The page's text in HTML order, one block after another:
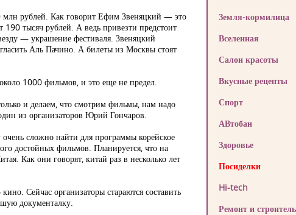
рублей. Как говорит Ефим Звеняцкий — это
190 тысяч рублей. А ведь привезти предстоит
— украшение фестиваля. Звеняцкий
Аль Пачино. А билеты из Москвы стоят
1000 фильмов, и это еще не предел.
и делаем, что смотрим фильмы, нам надо
из организаторов Юрий Гончаров.
сложно найти для программы корейское
достойных фильмов. Планируется, что на
Как они говорят, китай раз в несколько лет
Сейчас организаторы стараются составить
документалку.
Земля-кормилица
Вселенная
Салон красоты
Вкусные рецепты
Спорт
АВтобан
Здоровье
Посиделки
Hi-tech
Ремонт и